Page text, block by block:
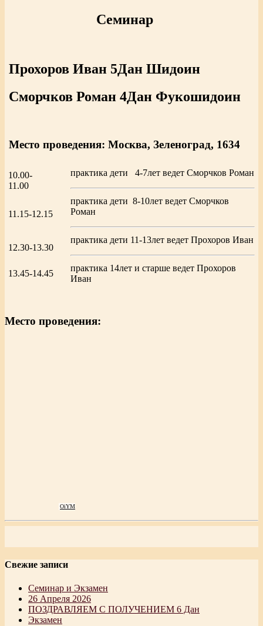
Семинар
Прохоров Иван 5Дан Шидоин
Сморчков Роман 4Дан Фукошидоин
Место проведения: Москва, Зеленоград, 1634
10.00-
11.00
практика дети 4-7лет ведет Сморчков Роман
11.15-12.15
практика дети 8-10лет ведет Сморчков
Роман
12.30-13.30
практика дети 11-13лет ведет Прохоров Иван
13.45-14.45
практика 14лет и старше ведет Прохоров
Иван
Место проведения:
OiYM
Свежие записи
Семинар и Экзамен
26 Апреля 2026
ПОЗДРАВЛЯЕМ C ПОЛУЧЕНИЕМ 6 Дан
Экзамен